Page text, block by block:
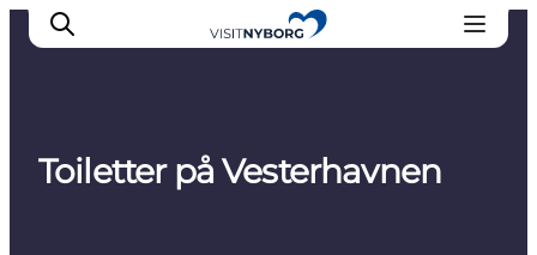
Toiletter på Vesterhavnen